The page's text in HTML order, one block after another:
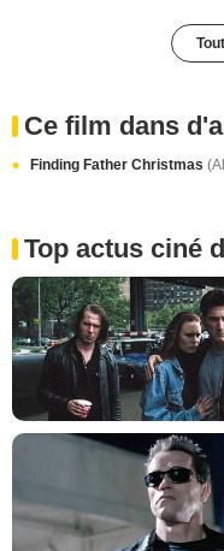
Ce film dans
Finding Father Christmas
Top actus ciné